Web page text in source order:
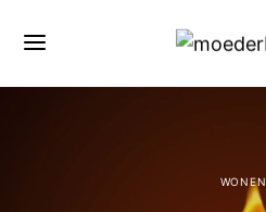
WONEN